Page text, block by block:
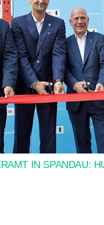
IN SPANDAU: